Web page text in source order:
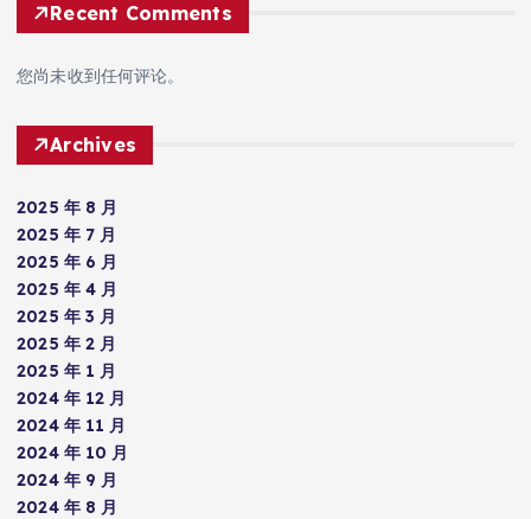
Recent Comments
您尚未收到任何评论。
Archives
2025 年 8 月
2025 年 7 月
2025 年 6 月
2025 年 4 月
2025 年 3 月
2025 年 2 月
2025 年 1 月
2024 年 12 月
2024 年 11 月
2024 年 10 月
2024 年 9 月
2024 年 8 月